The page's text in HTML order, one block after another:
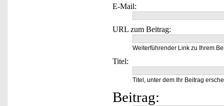
E-Mail:
URL zum Beitrag:
Weiterführender Link zu Ihrem
Titel:
Titel, unter dem Ihr Beitrag
Beitrag: